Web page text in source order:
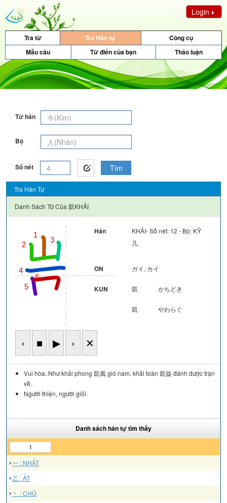
Login
Tra từ Tra Hán tự
Công cụ
Mẫu câu
Từ điển của bạn Thảo luận
Từ hán
Bộ
Số nét Tìm
Tra Hán Tự
Danh Sách Từ Của 凱KHẢI
1
2
3
4
5
6
‹ ■ ▶ › ✕
Hán
KHẢI- Số nét: 12 - Bộ: KỶ
几
ON ガイ, カイ
KUN 凱 かちどき
凱 やわらぐ
Vui hòa. Như khải phong 凱風 gió nam, khải toàn 凱旋 đánh được trận
về.
Người thiện, người giỏi.
Danh sách hán tự tìm thấy
1
一 : NHẤT
乙 : ẤT
丶 : CHỦ